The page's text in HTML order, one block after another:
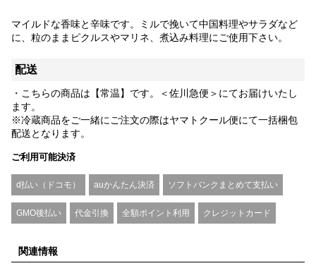
マイルドな香味と辛味です。ミルで挽いて中国料理やサラダなど
に、粒のままピクルスやマリネ、煮込み料理にご使用下さい。
配送
・こちらの商品は【常温】です。＜佐川急便＞にてお届けいたし
ます。
※冷蔵商品をご一緒にご注文の際はヤマトクール便にて一括梱包
配送となります。
ご利用可能決済
d払い（ドコモ） auかんたん決済 ソフトバンクまとめて支払い
GMO後払い 代金引換 全額ポイント利用 クレジットカード
関連情報